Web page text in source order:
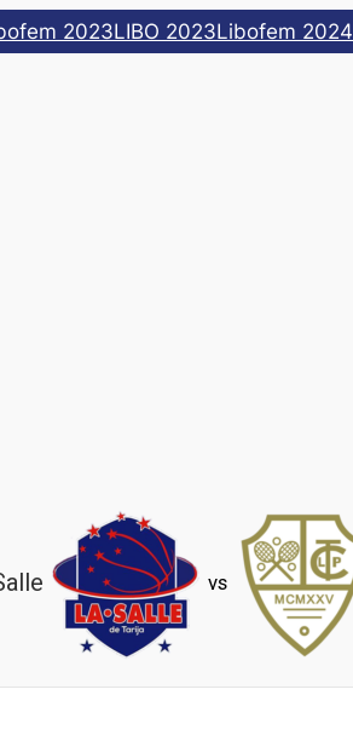
2023LIBO 2023Libofem 2024
vs